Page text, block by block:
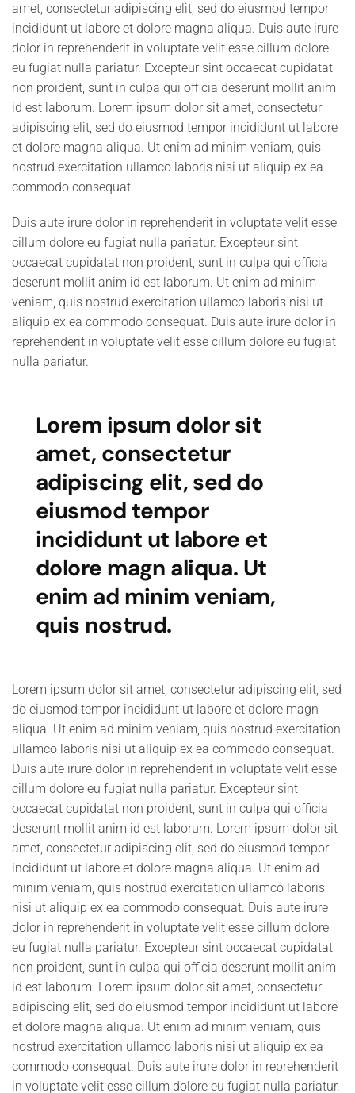
amet, consectetur adipiscing elit, sed do eiusmod tempor
incididunt ut labore et dolore magna aliqua. Duis aute irure
dolor in reprehenderit in voluptate velit esse cillum dolore
eu fugiat nulla pariatur. Excepteur sint occaecat cupidatat
non proident, sunt in culpa qui officia deserunt mollit anim
id est laborum. Lorem ipsum dolor sit amet, consectetur
adipiscing elit, sed do eiusmod tempor incididunt ut labore
et dolore magna aliqua. Ut enim ad minim veniam, quis
nostrud exercitation ullamco laboris nisi ut aliquip ex ea
commodo consequat.
Duis aute irure dolor in reprehenderit in voluptate velit esse
cillum dolore eu fugiat nulla pariatur. Excepteur sint
occaecat cupidatat non proident, sunt in culpa qui officia
deserunt mollit anim id est laborum. Ut enim ad minim
veniam, quis nostrud exercitation ullamco laboris nisi ut
aliquip ex ea commodo consequat. Duis aute irure dolor in
reprehenderit in voluptate velit esse cillum dolore eu fugiat
nulla pariatur.
Lorem ipsum dolor sit
amet, consectetur
adipiscing elit, sed do
eiusmod tempor
incididunt ut labore et
dolore magn aliqua. Ut
enim ad minim veniam,
quis nostrud.
Lorem ipsum dolor sit amet, consectetur adipiscing elit, sed
do eiusmod tempor incididunt ut labore et dolore magn
aliqua. Ut enim ad minim veniam, quis nostrud exercitation
ullamco laboris nisi ut aliquip ex ea commodo consequat.
Duis aute irure dolor in reprehenderit in voluptate velit esse
cillum dolore eu fugiat nulla pariatur. Excepteur sint
occaecat cupidatat non proident, sunt in culpa qui officia
deserunt mollit anim id est laborum. Lorem ipsum dolor sit
amet, consectetur adipiscing elit, sed do eiusmod tempor
incididunt ut labore et dolore magna aliqua. Ut enim ad
minim veniam, quis nostrud exercitation ullamco laboris
nisi ut aliquip ex ea commodo consequat. Duis aute irure
dolor in reprehenderit in voluptate velit esse cillum dolore
eu fugiat nulla pariatur. Excepteur sint occaecat cupidatat
non proident, sunt in culpa qui officia deserunt mollit anim
id est laborum. Lorem ipsum dolor sit amet, consectetur
adipiscing elit, sed do eiusmod tempor incididunt ut labore
et dolore magna aliqua. Ut enim ad minim veniam, quis
nostrud exercitation ullamco laboris nisi ut aliquip ex ea
commodo consequat. Duis aute irure dolor in reprehenderit
in voluptate velit esse cillum dolore eu fugiat nulla pariatur.